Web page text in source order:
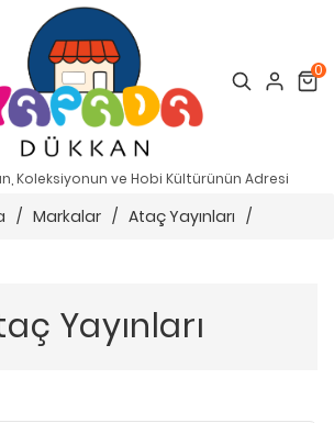
Search Cart
0
Koleksiyonun ve Hobi Kültürünün Adresi
/ Markalar / Ataç Yayınları /
Yayınları